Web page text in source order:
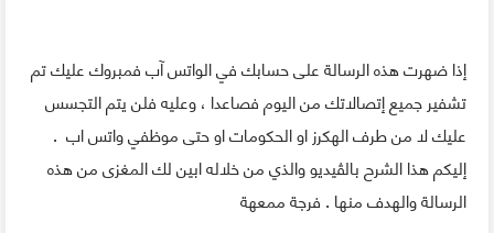
إذا ضهرت هذه الرسالة على حسابك في الواتس آب فمبروك عليك تم
تشفير جميع إتصالاتك من اليوم فصاعدا ، وعليه فلن يتم التجسس
عليك لا من طرف الهكرز او الحكومات او حتى موظفي واتس اب .
إليكم هذا الشرح بالڤيديو والذي من خلاله ابين لك المغزى من هذه
الرسالة والهدف منها . فرجة ممعهة